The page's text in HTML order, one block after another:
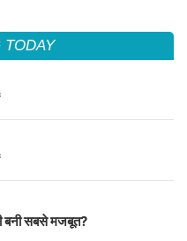
TODAY
बनी सबसे मजबूत?